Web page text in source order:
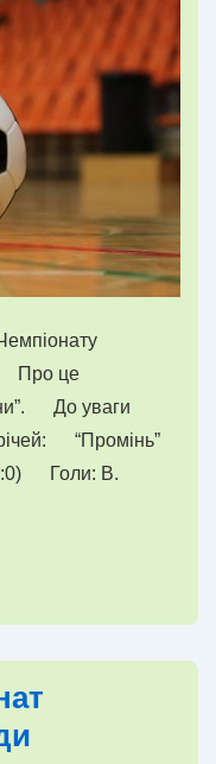
Про це
До уваги
“Промінь”
Голи: В.